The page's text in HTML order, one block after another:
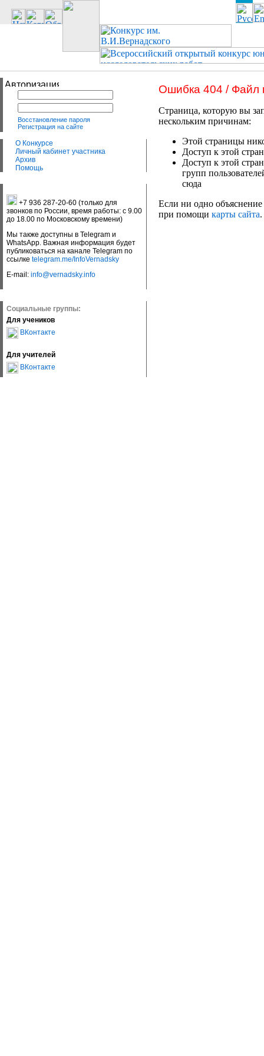
Восстановление пароля
Регистрация на сайте
О Конкурсе
Личный кабинет участника
Архив
Помощь
+7 936 287-20-60 (только для
звонков по России, время работы: с 9.00
до 18.00 по Московскому времени)
Мы также доступны в Telegram и
WhatsApp. Важная информация будет
публиковаться на канале Telegram по
ссылке telegram.me/InfoVernadsky
E-mail: info@vernadsky.info
Социальные группы:
Для учеников
ВКонтакте
Для учителей
ВКонтакте
Ошибка 404 / Файл
Страница, которую вы
нескольким причинам:
Этой страницы
Доступ к этой
Доступ к этой
групп
сюда
Если ни одно объяснение
при помощи карты сайта.